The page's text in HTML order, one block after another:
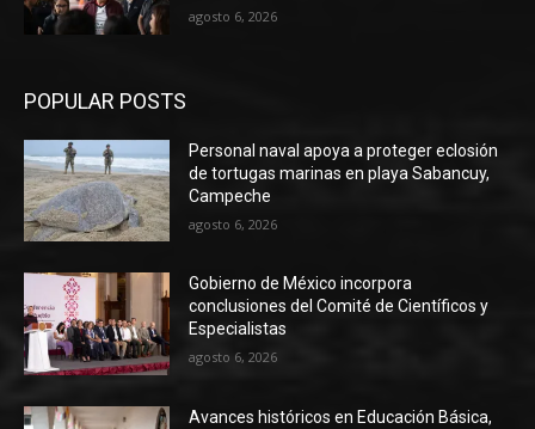
agosto 6, 2026
POPULAR POSTS
Personal naval apoya a proteger eclosión
de tortugas marinas en playa Sabancuy,
Campeche
agosto 6, 2026
Gobierno de México incorpora
conclusiones del Comité de Científicos y
Especialistas
agosto 6, 2026
Avances históricos en Educación Básica,